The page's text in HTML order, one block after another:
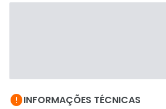
INFORMAÇÕES TÉCNICAS